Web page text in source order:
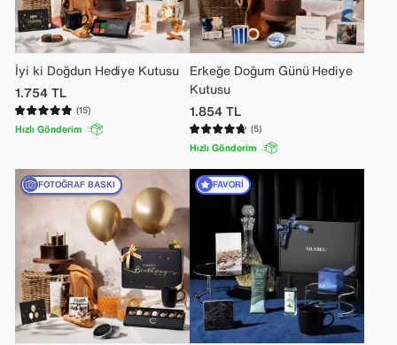
İyi ki Doğdun Hediye Kutusu
1.754TL
(15)
Hızlı Gönderim
Erkeğe Doğum Günü Hediye
Kutusu
1.854TL
(5)
Hızlı Gönderim
FOTOĞRAF BASKI FAVORI